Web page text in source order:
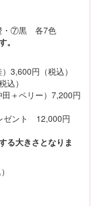
・⑦黒 各7色
。
3,600円（税込）
込）
＋ペリー）7,200円
ゼント 12,000円
る大きさとなりま